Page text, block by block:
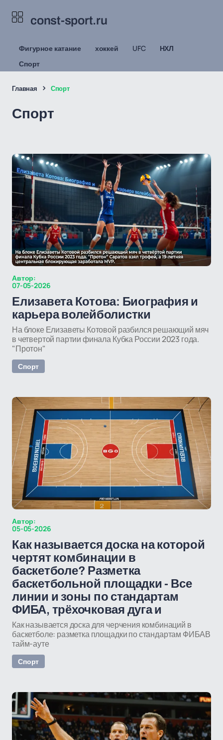
const-sport.ru
Фигурное катание хоккей UFC
НХЛ
Спорт
Главная Спорт
Спорт
Автор:
07-05-2026
Елизавета Котова: Биография и
карьера волейболистки
На блоке Елизаветы Котовой разбился решающий мяч
в четвертой партии финала Кубка России 2023 года.
"Протон"
Спорт
Автор:
05-05-2026
Как называется доска на которой
чертят комбинации в
баскетболе? Разметка
баскетбольной площадки - Все
линии и зоны по стандартам
ФИБА, трёхочковая дуга и
Как называется доска для черчения комбинаций в
баскетболе: разметка площадки по стандартам ФИБАВ
тайм-ауте
Спорт